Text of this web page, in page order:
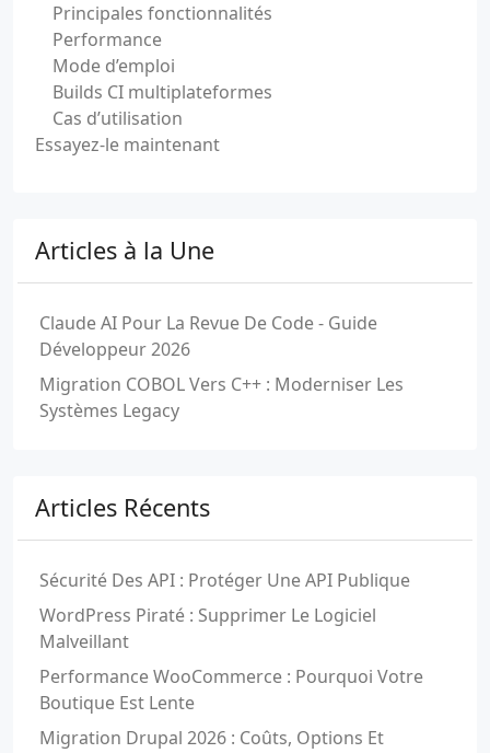
Principales fonctionnalités
Performance
Mode d’emploi
Builds CI multiplateformes
Cas d’utilisation
Essayez-le maintenant
Articles à la Une
Claude AI Pour La Revue De Code - Guide
Développeur 2026
Migration COBOL Vers C++ : Moderniser Les
Systèmes Legacy
Articles Récents
Sécurité Des API : Protéger Une API Publique
WordPress Piraté : Supprimer Le Logiciel
Malveillant
Performance WooCommerce : Pourquoi Votre
Boutique Est Lente
Migration Drupal 2026 : Coûts, Options Et